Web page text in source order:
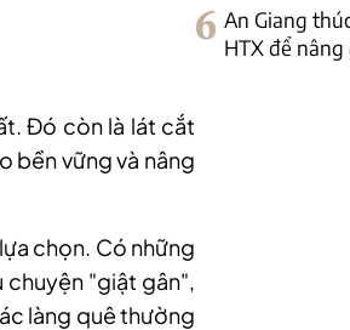
Đó còn là lát cắt
bền vững và nâng
chọn. Có những
chuyện "giật gân",
làng quê thường
6 An Giang
HTX để